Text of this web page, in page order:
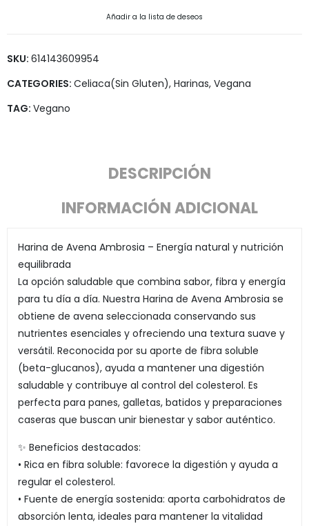
Añadir a la lista de deseos
SKU: 614143609954
CATEGORIES: Celiaca(Sin Gluten), Harinas, Vegana
TAG: Vegano
DESCRIPCIÓN
INFORMACIÓN ADICIONAL
Harina de Avena Ambrosia – Energía natural y nutrición
equilibrada
La opción saludable que combina sabor, fibra y energía
para tu día a día. Nuestra Harina de Avena Ambrosia se
obtiene de avena seleccionada conservando sus
nutrientes esenciales y ofreciendo una textura suave y
versátil. Reconocida por su aporte de fibra soluble
(beta-glucanos), ayuda a mantener una digestión
saludable y contribuye al control del colesterol. Es
perfecta para panes, galletas, batidos y preparaciones
caseras que buscan unir bienestar y sabor auténtico.
✨ Beneficios destacados:
• Rica en fibra soluble: favorece la digestión y ayuda a
regular el colesterol.
• Fuente de energía sostenida: aporta carbohidratos de
absorción lenta, ideales para mantener la vitalidad